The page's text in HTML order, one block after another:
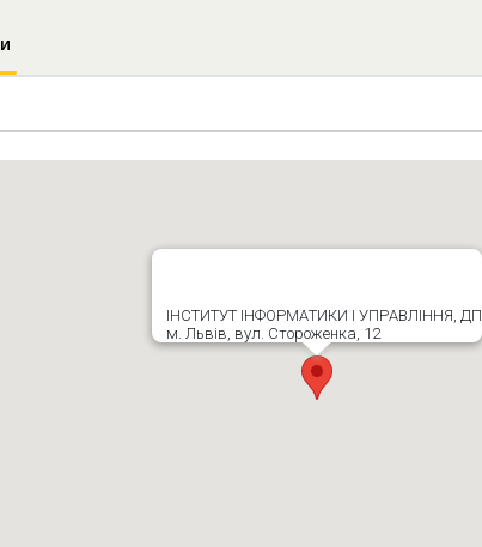
ІНСТИТУТ ІНФОРМAТИКИ І УПРAВЛІННЯ, ДП
м. Львів, вул. Стороженка, 12